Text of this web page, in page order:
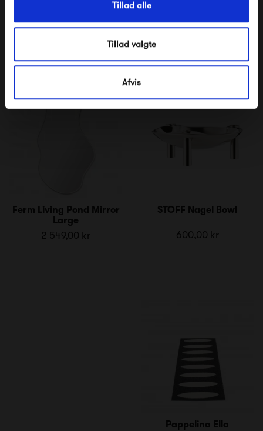
Tillad alle
Tillad valgte
Afvis
425,00 kr 425,00 kr
Ferm Living Pond Mirror
Large
2 549,00 kr
STOFF Nagel Bowl
600,00 kr
Pappelina Ella